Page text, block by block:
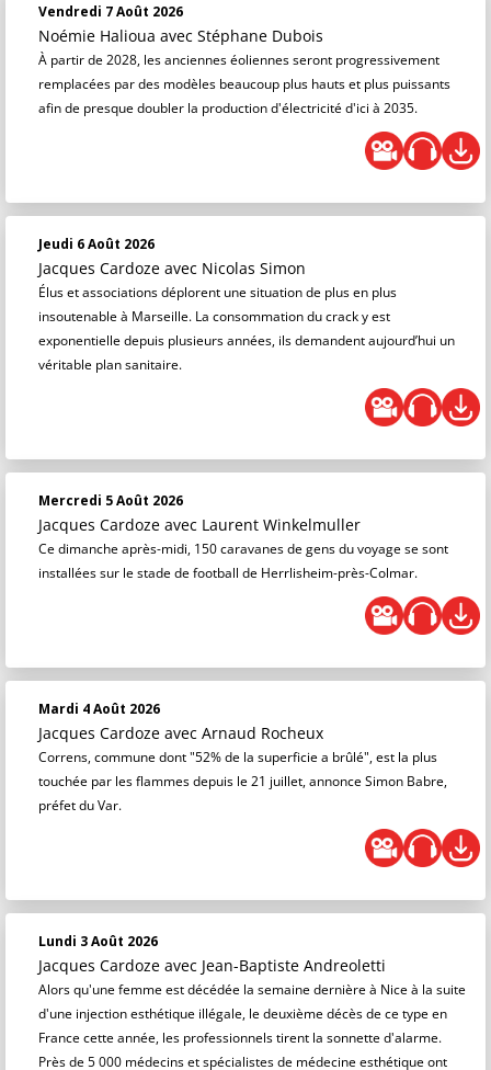
Vendredi 7 Août 2026
Noémie Halioua avec Stéphane Dubois
À partir de 2028, les anciennes éoliennes seront progressivement
remplacées par des modèles beaucoup plus hauts et plus puissants
afin de presque doubler la production d'électricité d'ici à 2035.
Jeudi 6 Août 2026
Jacques Cardoze avec Nicolas Simon
Élus et associations déplorent une situation de plus en plus
insoutenable à Marseille. La consommation du crack y est
exponentielle depuis plusieurs années, ils demandent aujourd’hui un
véritable plan sanitaire.
Mercredi 5 Août 2026
Jacques Cardoze avec Laurent Winkelmuller
Ce dimanche après-midi, 150 caravanes de gens du voyage se sont
installées sur le stade de football de Herrlisheim-près-Colmar.
Mardi 4 Août 2026
Jacques Cardoze avec Arnaud Rocheux
Correns, commune dont "52% de la superficie a brûlé", est la plus
touchée par les flammes depuis le 21 juillet, annonce Simon Babre,
préfet du Var.
Lundi 3 Août 2026
Jacques Cardoze avec Jean-Baptiste Andreoletti
Alors qu'une femme est décédée la semaine dernière à Nice à la suite
d'une injection esthétique illégale, le deuxième décès de ce type en
France cette année, les professionnels tirent la sonnette d'alarme.
Près de 5 000 médecins et spécialistes de médecine esthétique ont